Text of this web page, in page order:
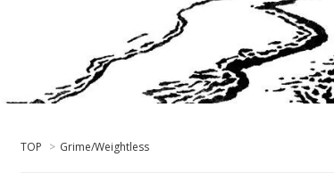
TOP > Grime/Weightless